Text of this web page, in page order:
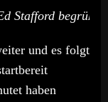
Stafford begrüßt
und es folgt
haben